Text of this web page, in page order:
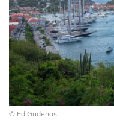
© Ed Gudenas